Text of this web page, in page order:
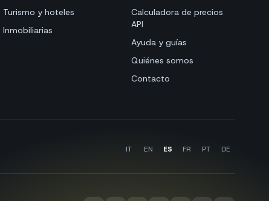
Turismo y hoteles
Inmobiliarias
Calculadora de precios
API
Ayuda y guías
Quiénes somos
Contacto
IT EN ES FR PT DE
·